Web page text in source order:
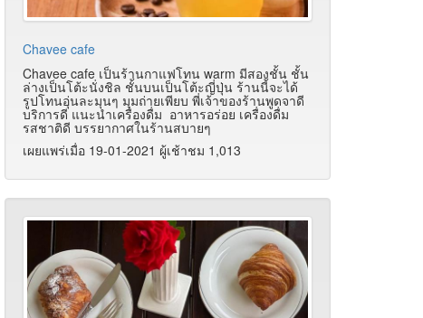
Chavee cafe
Chavee cafe เป็นร้านกาแฟโทน warm มีสองชั้น ชั้น
ล่างเป็นโต้ะนั่งชิล ชั้นบนเป็นโต้ะญี่ปุ่น ร้านนี้จะได้
รูปโทนอุ่นละมุนๆ มุมถ่ายเพียบ พี่เจ้าของร้านพูดจาดี
บริการดี แนะนำเครื่องดื่ม อาหารอร่อย เครื่องดื่ม
รสชาติดี บรรยากาศในร้านสบายๆ
เผยแพร่เมื่อ 19-01-2021 ผู้เช้าชม 1,013